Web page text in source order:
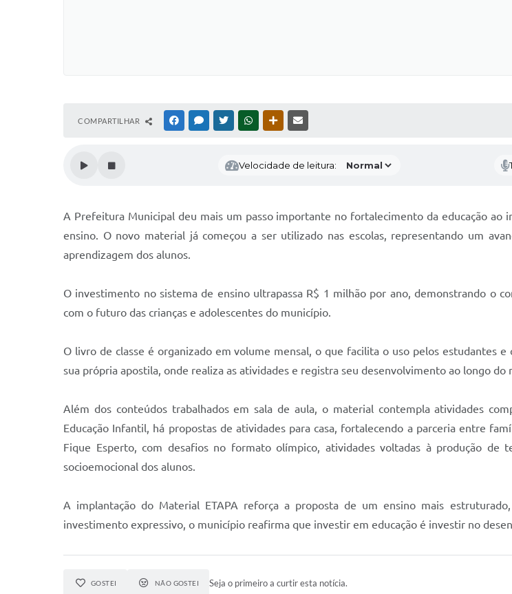
COMPARTILHAR FACEBOOKMESSENGER
TWITTERWHATSAPPOUTRAS MÍDIAS
Velocidade de leitura:
A Prefeitura Municipal deu mais um passo importante no fortalecimento da educação ao
ensino. O novo material já começou a ser utilizado nas escolas, representando um
aprendizagem dos alunos.
O investimento no sistema de ensino ultrapassa R$ 1 milhão por ano, demonstrando o
com o futuro das crianças e adolescentes do município.
O livro de classe é organizado em volume mensal, o que facilita o uso pelos estudantes
sua própria apostila, onde realiza as atividades e registra seu desenvolvimento ao longo do
Além dos conteúdos trabalhados em sala de aula, o material contempla atividades
Educação Infantil, há propostas de atividades para casa, fortalecendo a parceria entre
Fique Esperto, com desafios no formato olímpico, atividades voltadas à produção de
socioemocional dos alunos.
A implantação do Material ETAPA reforça a proposta de um ensino mais
investimento expressivo, o município reafirma que investir em educação é investir no
GOSTEI NÃO GOSTEI Seja o primeiro a curtir esta notícia.